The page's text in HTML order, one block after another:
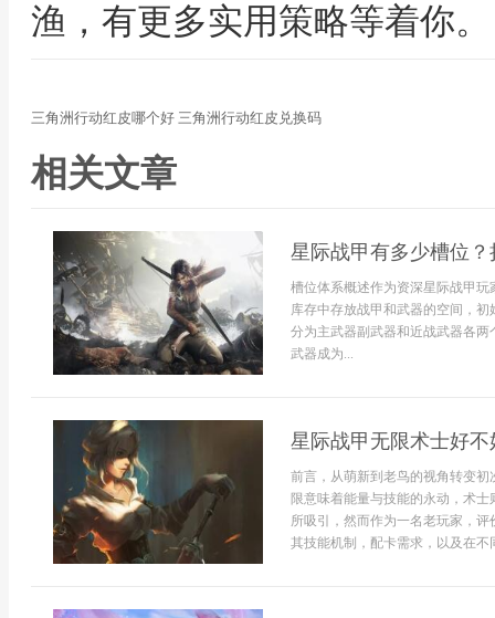
渔，有更多实用策略等着你。
三角洲行动红皮哪个好 三角洲行动红皮兑换码
相关文章
星际战甲有多少槽位
槽位体系概述作为资深星际战甲
库存中存放战甲和武器的空间，
分为主武器副武器和近战武器各
武器成为...
星际战甲无限术士好
前言，从萌新到老鸟的视角转变
限意味着能量与技能的永动，术
所吸引，然而作为一名老玩家，
其技能机制，配卡需求，以及在不